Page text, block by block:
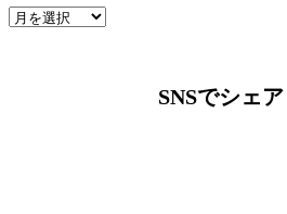
ア
SNSでシェア